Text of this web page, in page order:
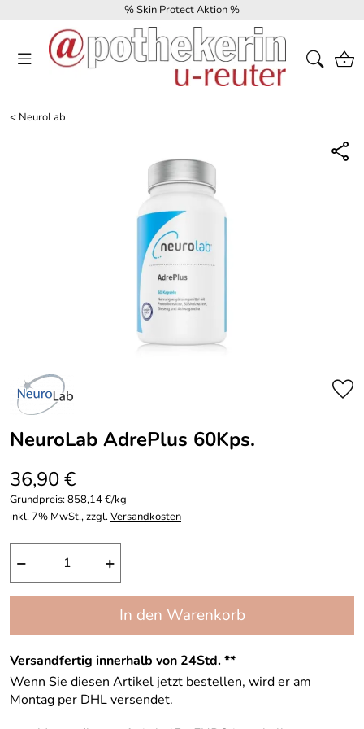
% Skin Protect Aktion %
< NeuroLab
NeuroLab AdrePlus 60Kps.
36,90 €
Grundpreis:858,14 €/kg
inkl. 7% MwSt., zzgl.Versandkosten
− +
In den Warenkorb
Versandfertig innerhalb von 24Std. **
Wenn Sie diesen Artikel jetzt bestellen, wird er am
Montag per DHL versendet.